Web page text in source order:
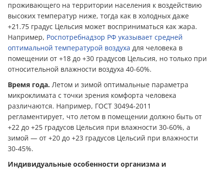
проживающего на территории населения к воздействию
высоких температур ниже, тогда как в холодных даже
+21.75 градус Цельсия может восприниматься как жара.
Например, Роспотребнадзор РФ указывает средней
оптимальной температурой воздуха для человека в
помещении от +18 до +30 градусов Цельсия, но только при
относительной влажности воздуха 40-60%.
Время года. Летом и зимой оптимальные параметра
микроклимата с точки зрения комфорта человека
различаются. Например, ГОСТ 30494-2011
регламентирует, что летом в помещении должно быть от
+22 до +25 градусов Цельсия при влажности 30-60%, а
зимой — от +20 до +23 градусов Цельсий при влажности
30-45%.
Индивидуальные особенности организма и